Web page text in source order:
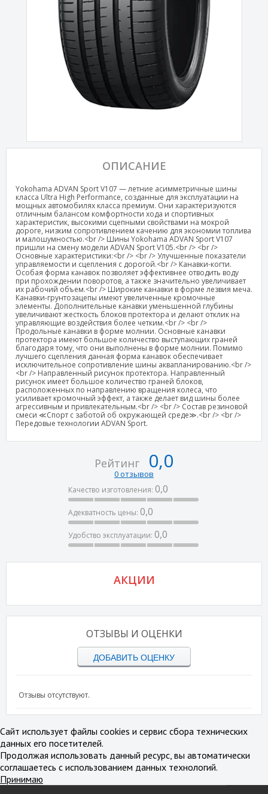
ОПИСАНИЕ
Yokohama ADVAN Sport V107 — летние асимметричные шины
класса Ultra High Performance, созданные для эксплуатации на
мощных автомобилях класса премиум. Они характеризуются
отличным балансом комфортности хода и спортивных
характеристик, высокими сцепными свойствами на мокрой
дороге, низким сопротивлением качению для экономии топлива
и малошумностью.<br /> Шины Yokohama ADVAN Sport V107
пришли на смену модели ADVAN Sport V105.<br /> <br />
Основные характеристики:<br /> <br /> Улучшенные показатели
управляемости и сцепления с дорогой.<br /> Канавки-когти.
Особая форма канавок позволяет эффективнее отводить воду
при прохождении поворотов, а также значительно увеличивает
их рабочий объем.<br /> Широкие канавки в форме лезвия меча.
Канавки-грунтозацепы имеют увеличенные кромочные
элементы. Дополнительные канавки уменьшенной глубины
увеличивают жесткость блоков протектора и делают отклик на
управляющие воздействия более четким.<br /> <br />
Продольные канавки в форме молнии. Основные канавки
протектора имеют большое количество выступающих граней
благодаря тому, что они выполнены в форме молнии. Помимо
лучшего сцепления данная форма канавок обеспечивает
исключительное сопротивление шины аквапланированию.<br />
<br /> Направленный рисунок протектора. Направленный
рисунок имеет большое количество граней блоков,
расположенных по направлению вращения колеса, что
усиливает кромочный эффект, а также делает вид шины более
агрессивным и привлекательным.<br /> <br /> Состав резиновой
смеси ≪Спорт с заботой об окружающей среде≫.<br /> <br />
Передовые технологии ADVAN Sport.
Рейтинг 0,0
0 отзывов
Качество изготовления: 0,0
Адекватность цены: 0,0
Удобство эксплуатации: 0,0
АКЦИИ
ОТЗЫВЫ И ОЦЕНКИ
ДОБАВИТЬ ОЦЕНКУ
Отзывы отсутствуют.
Сайт использует файлы cookies и сервис сбора технических
данных его посетителей.
Продолжая использовать данный ресурс, вы автоматически
соглашаетесь с использованием данных технологий.
Принимаю